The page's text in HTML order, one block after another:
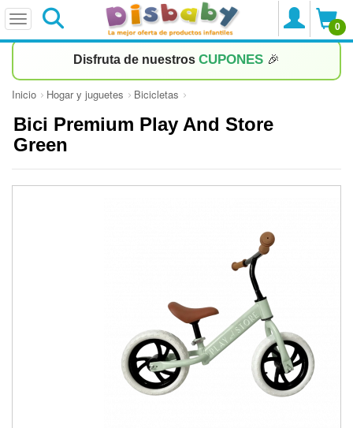
0
Disfruta de nuestros CUPONES 🎉
Inicio Hogar y juguetes Bicicletas
Bici Premium Play And Store
Green